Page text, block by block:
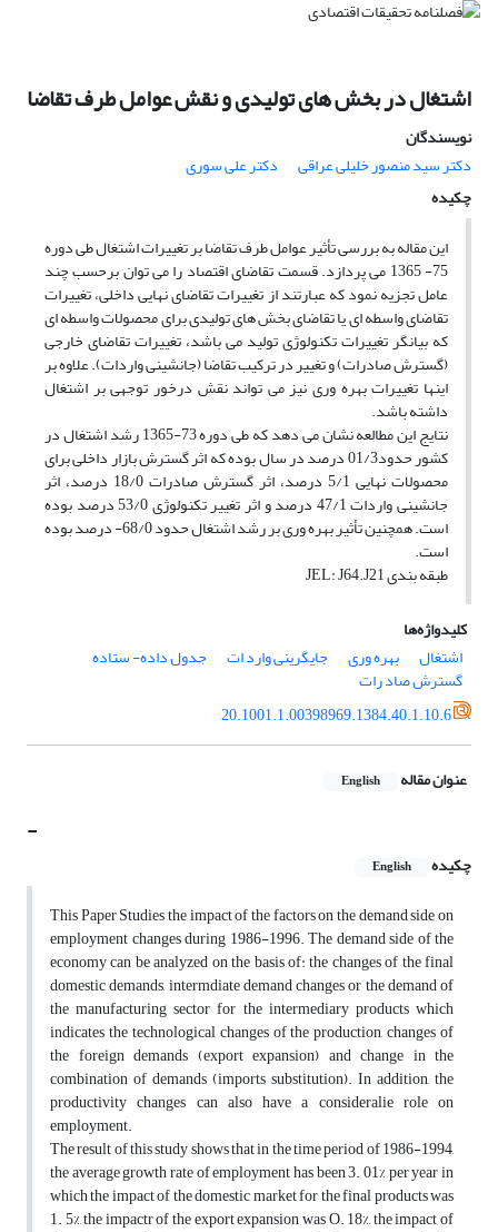
اشتغال در بخش های تولیدی و نقش عوامل طرف تقاضا
نویسندگان
دکتر سید منصور خلیلى عراقی
دکتر على سورى
چکیده
این مقاله به بررسی تأثیر عوامل طرف تقاضا بر تغییرات اشتغال طی دوره
75- 1365 می پردازد. قسمت تقاضای اقتصاد را می توان برحسب چند
عامل تجزیه نمود که عبارتند از تغییرات تقاضای نهایی داخلی، تغییرات
تقاضای واسطه ای یا تقاضای بخش های تولیدی برای محصولات واسطه ای
که بیانگر تغییرات تکنولوژی تولید می باشد، تغییرات تقاضای خارجی
(گسترش صادرات) و تغییر در ترکیب تقاضا (جانشینی واردات). علاوه بر
اینها تغییرات بهره وری نیز می تواند نقش درخور توجهی بر اشتغال
داشته باشد.
نتایج این مطالعه نشان می دهد که طی دوره 73-1365 رشد اشتغال در
کشور حدود01/3 درصد در سال بوده که اثر گسترش بازار داخلی برای
محصولات نهایی 5/1 درصد، اثر گسترش صادرات 18/0 درصد، اثر
جانشینی واردات 47/1 درصد و اثر تغییر تکنولوژی 53/0 درصد بوده
است. همچنین تأثیر بهره وری بر رشد اشتغال حدود 68/0- درصد بوده
است.
طبقه بندی JEL: J64.J21
کلیدواژه‌ها
اشتغال
بهره وری جایگرینی وارد ات جدول داده- ستاده
گسترش صاد رات
20.1001.1.00398969.1384.40.1.10.6
عنوان مقاله English
-
چکیده English
This Paper Studies the impact of the factors on the demand side on
employment changes during 1986-1996. The demand side of the
economy can be analyzed on the basis of: the changes of the final
domestic demands, intermdiate demand changes or the demand of
the manufacturing sector for the intermediary products which
indicates the technological changes of the production, changes of
the foreign demands (export expansion) and change in the
combination of demands (imports substitution). In addition, the
productivity changes can also have a consideralie role on
employment.
The result of this study shows that in the time period of 1986-1994,
the average growth rate of employment has been 3. 01% per year in
which the impact of the domestic market for the final products was
1. 5%, the impactr of the export expansion was O. 18%, the impact of